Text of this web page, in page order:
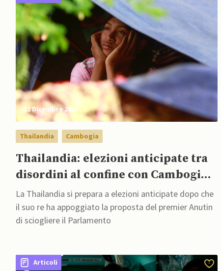
12 Dicembre 2025
Thailandia Cambogia
Thailandia: elezioni anticipate tra
disordini al confine con Cambogia e
al Parlamento
La Thailandia si prepara a elezioni anticipate dopo che
il suo re ha appoggiato la proposta del premier Anutin
di sciogliere il Parlamento
Articoli